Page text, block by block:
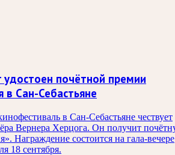
удостоен почётной премии
в Сан-Себастьяне
в Сан-Себастьяне чествует
Вернера Херцога. Он получит
Награждение состоится на гала-вечере
18 сентября.